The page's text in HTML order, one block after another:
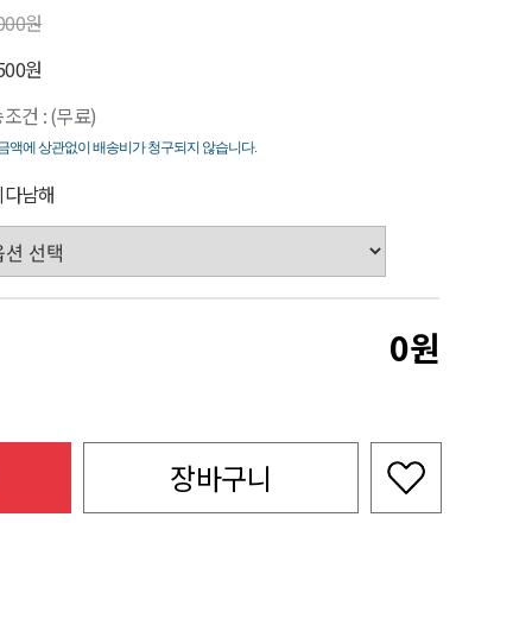
타
편식
원
원
건 : (무료)
액에 상관없이 배송비가 청구되지 않습니다.
남해
0
장바구니